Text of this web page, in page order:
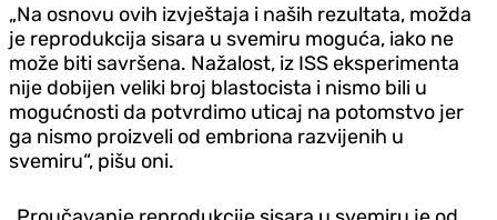
„Na osnovu ovih izvještaja i naših rezultata, možda
je reprodukcija sisara u svemiru moguća, iako ne
može biti savršena. Nažalost, iz ISS eksperimenta
nije dobijen veliki broj blastocista i nismo bili u
mogućnosti da potvrdimo uticaj na potomstvo jer
ga nismo proizveli od embriona razvijenih u
svemiru“, pišu oni.